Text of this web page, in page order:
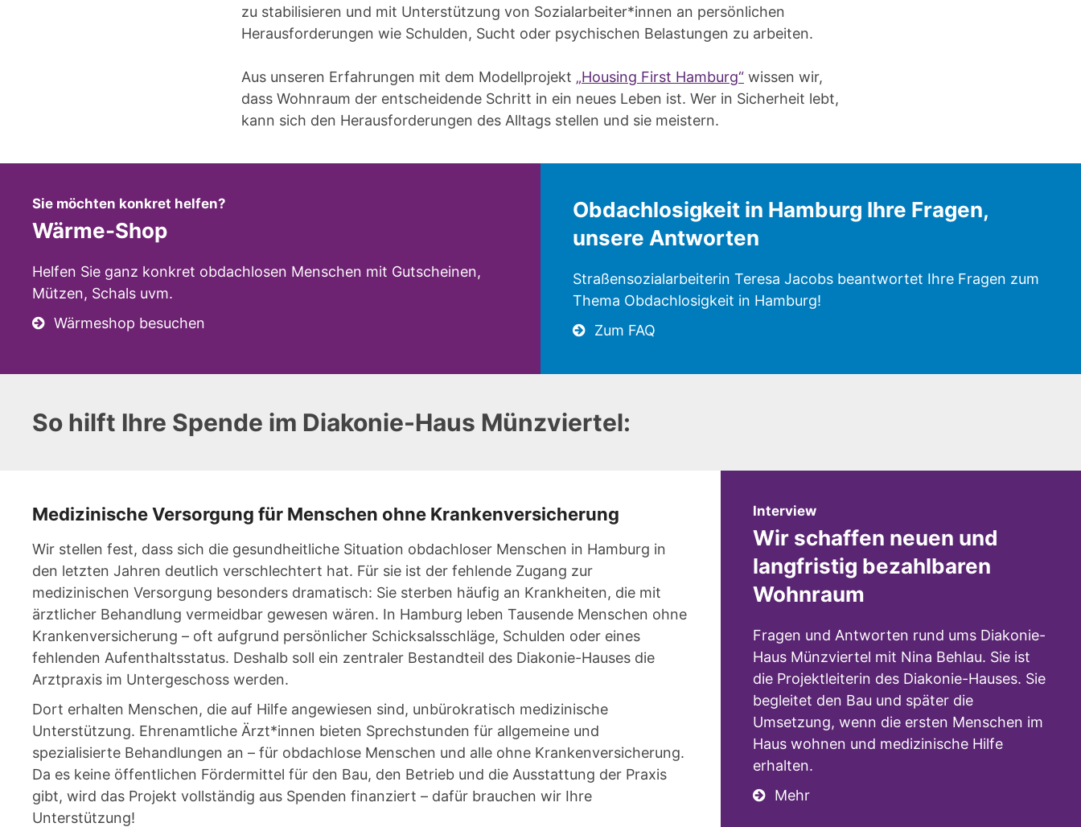
zu stabilisieren und mit Unterstützung von Sozialarbeiter*innen an persönlichen
Herausforderungen wie Schulden, Sucht oder psychischen Belastungen zu arbeiten.
Aus unseren Erfahrungen mit dem Modellprojekt „Housing First Hamburg“ wissen wir,
dass Wohnraum der entscheidende Schritt in ein neues Leben ist. Wer in Sicherheit lebt,
kann sich den Herausforderungen des Alltags stellen und sie meistern.
Obdachlosigkeit in Hamburg Ihre Fragen,
unsere Antworten
Straßensozialarbeiterin Teresa Jacobs beantwortet Ihre Fragen zum
Thema Obdachlosigkeit in Hamburg!
Zum FAQ
Sie möchten konkret helfen?
Wärme-Shop
Helfen Sie ganz konkret obdachlosen Menschen mit Gutscheinen,
Mützen, Schals uvm.
Wärmeshop besuchen
So hilft Ihre Spende im Diakonie-Haus Münzviertel:
Medizinische Versorgung für Menschen ohne Krankenversicherung
Wir stellen fest, dass sich die gesundheitliche Situation obdachloser Menschen in Hamburg in
den letzten Jahren deutlich verschlechtert hat. Für sie ist der fehlende Zugang zur
medizinischen Versorgung besonders dramatisch: Sie sterben häufig an Krankheiten, die mit
ärztlicher Behandlung vermeidbar gewesen wären. In Hamburg leben Tausende Menschen ohne
Krankenversicherung – oft aufgrund persönlicher Schicksalsschläge, Schulden oder eines
fehlenden Aufenthaltsstatus. Deshalb soll ein zentraler Bestandteil des Diakonie-Hauses die
Arztpraxis im Untergeschoss werden.
Dort erhalten Menschen, die auf Hilfe angewiesen sind, unbürokratisch medizinische
Unterstützung. Ehrenamtliche Ärzt*innen bieten Sprechstunden für allgemeine und
spezialisierte Behandlungen an – für obdachlose Menschen und alle ohne Krankenversicherung.
Da es keine öffentlichen Fördermittel für den Bau, den Betrieb und die Ausstattung der Praxis
gibt, wird das Projekt vollständig aus Spenden finanziert – dafür brauchen wir Ihre
Unterstützung!
Interview:
Wir schaffen neuen und
langfristig bezahlbaren
Wohnraum
Fragen und Antworten rund ums Diakonie-
Haus Münzviertel mit Nina Behlau. Sie ist
die Projektleiterin des Diakonie-Hauses. Sie
begleitet den Bau und später die
Umsetzung, wenn die ersten Menschen im
Haus wohnen und medizinische Hilfe
erhalten.
Mehr